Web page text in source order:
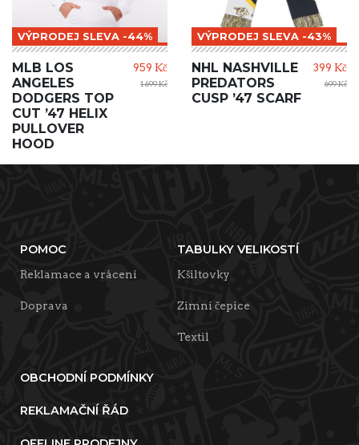
VÝPRODEJ SLEVA -44%
MLB LOS
ANGELES
DODGERS TOP
CUT ’47 HELIX
PULLOVER
HOOD
959 Kč
1 699 Kč
VÝPRODEJ SLEVA -43%
NHL NASHVILLE
PREDATORS
CUSP ’47 SCARF
399 Kč
699 Kč
POMOC
Reklamace a vrácení
Doprava
TABULKY VELIKOSTÍ
Kšiltovky
Zimní čepice
Textil
OBCHODNÍ PODMÍNKY
REKLAMAČNÍ ŘÁD